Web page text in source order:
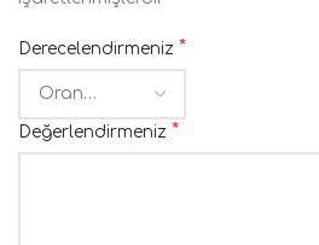
Derecelendirmeniz *
Değerlendirmeniz *